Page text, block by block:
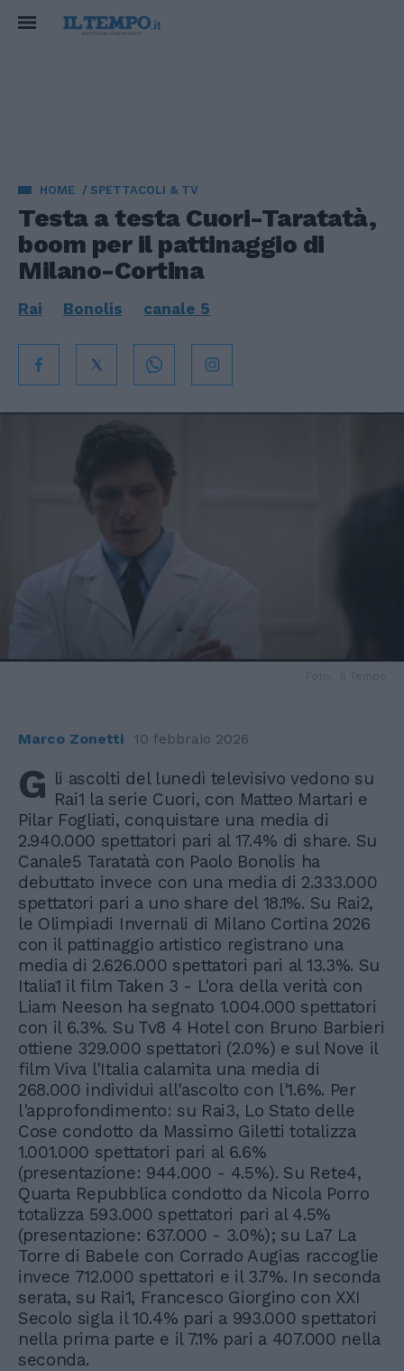
HOME SPETTACOLI & TV
Testa a testa Cuori-Taratatà,
boom per il pattinaggio di
Milano-Cortina
Rai Bonolis canale 5
Marco Zonetti 10 febbraio 2026
G li ascolti del lunedì televisivo vedono su
Rai1 la serie Cuori, con Matteo Martari e
Pilar Fogliati, conquistare una media di
2.940.000 spettatori pari al 17.4% di share. Su
Canale5 Taratatà con Paolo Bonolis ha
debuttato invece con una media di 2.333.000
spettatori pari a uno share del 18.1%. Su Rai2,
le Olimpiadi Invernali di Milano Cortina 2026
con il pattinaggio artistico registrano una
media di 2.626.000 spettatori pari al 13.3%. Su
Italia1 il film Taken 3 - L'ora della verità con
Liam Neeson ha segnato 1.004.000 spettatori
con il 6.3%. Su Tv8 4 Hotel con Bruno Barbieri
ottiene 329.000 spettatori (2.0%) e sul Nove il
film Viva l'Italia calamita una media di
268.000 individui all'ascolto con l'1.6%. Per
l'approfondimento: su Rai3, Lo Stato delle
Cose condotto da Massimo Giletti totalizza
1.001.000 spettatori pari al 6.6%
(presentazione: 944.000 - 4.5%). Su Rete4,
Quarta Repubblica condotto da Nicola Porro
totalizza 593.000 spettatori pari al 4.5%
(presentazione: 637.000 - 3.0%); su La7 La
Torre di Babele con Corrado Augias raccoglie
invece 712.000 spettatori e il 3.7%. In seconda
serata, su Rai1, Francesco Giorgino con XXI
Secolo sigla il 10.4% pari a 993.000 spettatori
nella prima parte e il 7.1% pari a 407.000 nella
seconda.